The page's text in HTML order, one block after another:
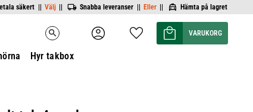
säkert || Välj || Snabba leveranser || Eller || Hämta på lagret
search Favoriter
Kundvagn
Hyr takbox